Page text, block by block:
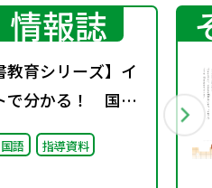
報誌
教育シリーズ】イ
で分かる！ 国語
用語集
国語 指導資料